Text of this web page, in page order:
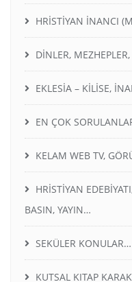
HRİSTİYAN İNANCI
DİNLER,
EKLESİA – KİLİSE,
EN ÇOK
KELAM WEB TV,
HRİSTİYAN
BASIN, YAYIN…
SEKÜLER KONULAR…
KUTSAL KITAP